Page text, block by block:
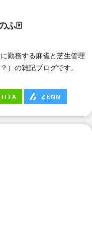
ふ🀄
勤務する麻雀と芝生管理
） の雑記ブログです。